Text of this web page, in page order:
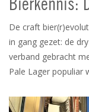
De craft
in gang gezet: de
verband gebracht
Pale Lager populiar